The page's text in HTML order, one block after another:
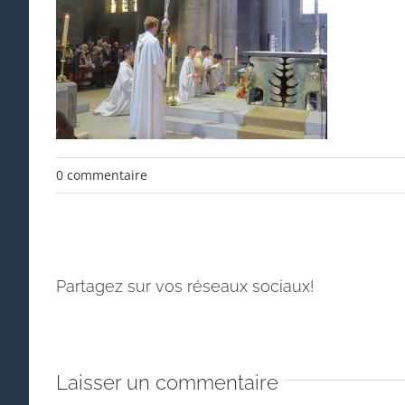
0 commentaire
Partagez sur vos réseaux sociaux!
Laisser un commentaire